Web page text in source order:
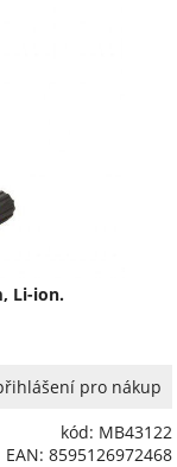
Li-ion.
pro nákup
kód: MB43122
EAN: 8595126972468